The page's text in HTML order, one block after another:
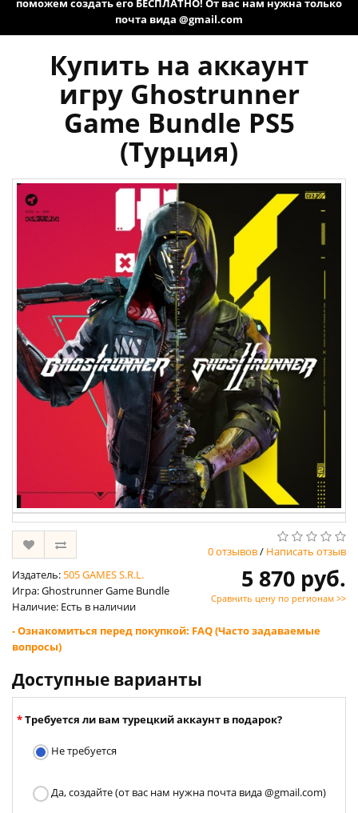
поможем создать его БЕСПЛАТНО! От вас нам нужна только
почта вида @gmail.com
Купить на аккаунт
игру Ghostrunner
Game Bundle PS5
(Турция)
0 отзывов/ Написать отзыв
Издатель: 505 GAMES S.R.L.
Игра: Ghostrunner Game Bundle
Наличие: Есть в наличии
5 870 руб.
Сравнить цену по регионам >>
- Ознакомиться перед покупкой: FAQ (Часто задаваемые
вопросы)
Доступные варианты
Требуется ли вам турецкий аккаунт в подарок?
Не требуется
Да, создайте (от вас нам нужна почта вида @gmail.com)